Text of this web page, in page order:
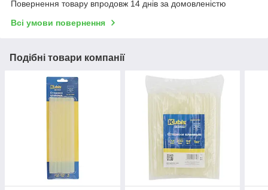
Повернення товару впродовж 14 днів за домовленістю
Всі умови повернення
Подібні товари компанії